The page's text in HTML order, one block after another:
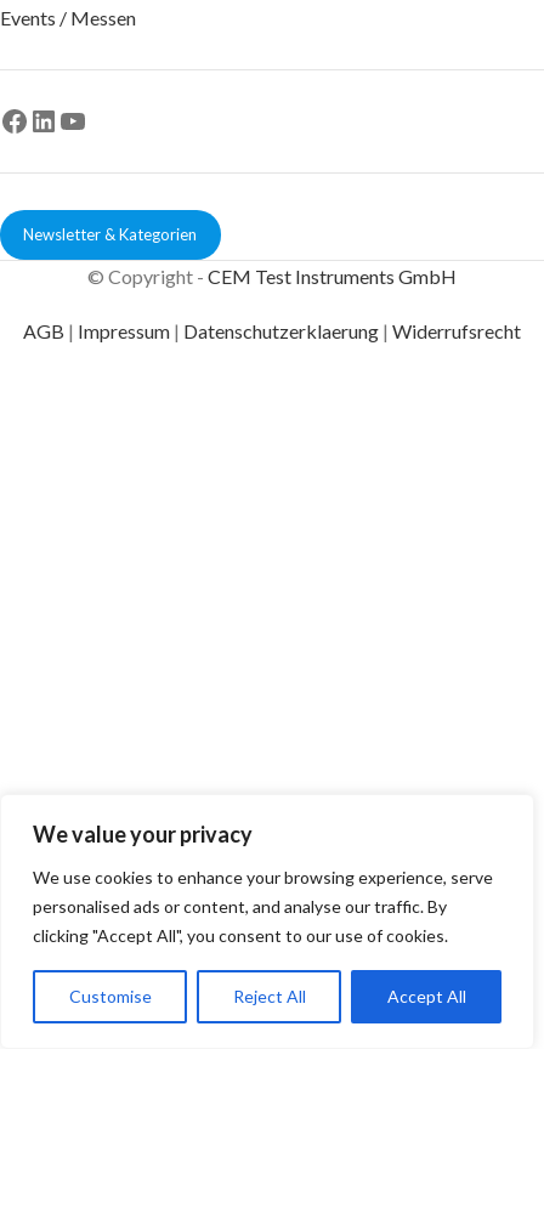
We value your privacy
We use cookies to enhance your browsing experience, serve
personalised ads or content, and analyse our traffic. By
clicking "Accept All", you consent to our use of cookies.
Customise Reject All Accept All
Events / Messen
Newsletter & Kategorien
© Copyright - CEM Test Instruments GmbH
AGB | Impressum | Datenschutzerklaerung | Widerrufsrecht